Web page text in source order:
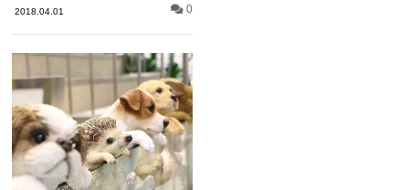
2018.04.01 0